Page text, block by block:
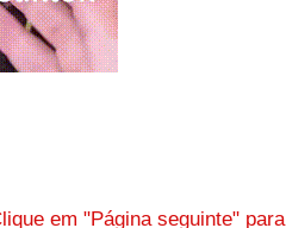
em "Página seguinte"